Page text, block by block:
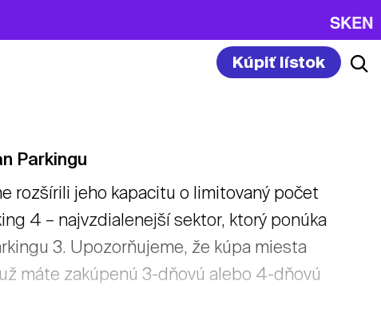
SKEN
Kúpiť lístok
Parkingu
rozšírili jeho kapacitu o limitovaný počet
4 – najvzdialenejší sektor, ktorý ponúka
3. Upozorňujeme, že kúpa miesta
máte zakúpenú 3-dňovú alebo 4-dňovú